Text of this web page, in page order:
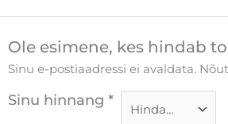
Ole esimene, kes hindab
Sinu e-postiaadressi ei avaldata.
Sinu hinnang*